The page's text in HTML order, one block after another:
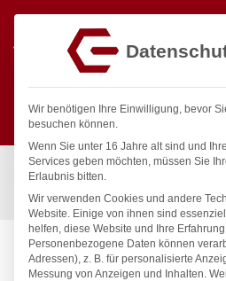
Start / Gastronomiebedarf & Gastro
Präsentation
Geschirr Espresso-
Wir benötigen Ihre Einwilligung, bevor
besuchen können.
Wenn Sie unter 16 Jahre alt sind und
Services geben möchten, müssen Sie
Erlaubnis bitten.
Wir verwenden Cookies und andere
Website. Einige von ihnen sind
helfen, diese Website und Ihre
Personenbezogene Daten können
Adressen), z. B. für personalisierte
Messung von Anzeigen und Inhalten.